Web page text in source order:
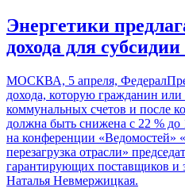
Энергетики
дохода для
МОСКВА, 5 апреля,
дохода, которую гражданин или
коммунальных счетов и после
должна быть снижена с 22 % до
на конференции «Ведомостей»
перезагрузка отрасли»
гарантирующих поставщиков и
Наталья Невмержицкая.